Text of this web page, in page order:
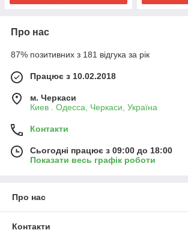
Про нас
87% позитивних з 181 відгука за рік
Працює з 10.02.2018
м. Черкаси
Киев . Одесса, Черкаси, Україна
Контакти
Сьогодні працює з 09:00 до 18:00
Показати весь графік роботи
Про нас
Контакти